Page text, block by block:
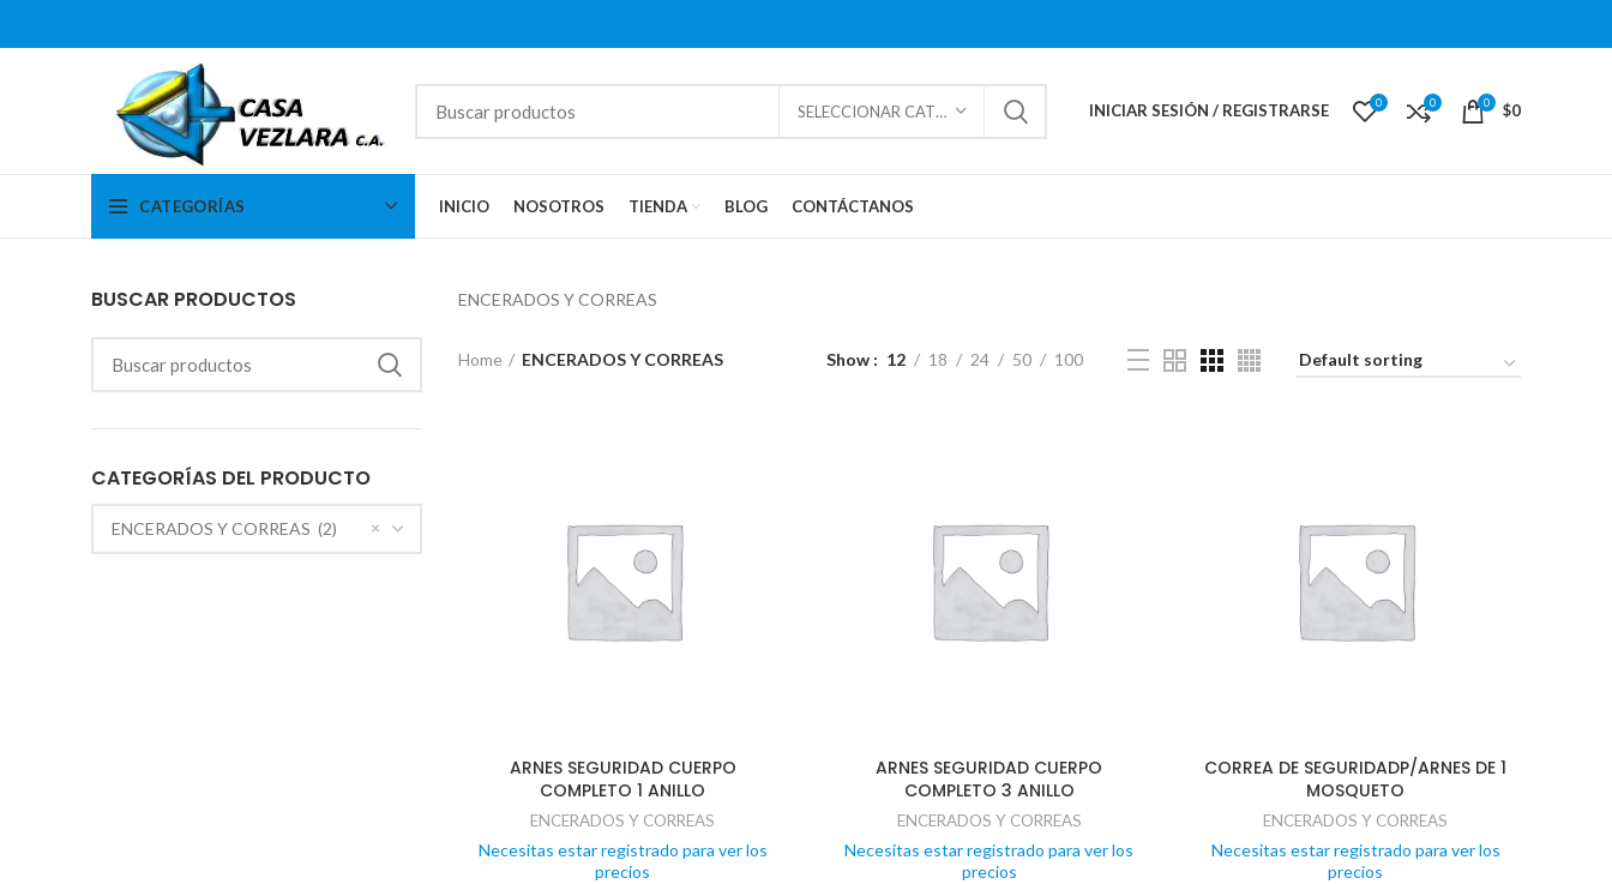
SELECCIONAR CATEGORÍAS INICIAR SESIÓN / REGISTRARSE 0 0 0 $0
CATEGORÍAS INICIO NOSOTROS TIENDA BLOG CONTÁCTANOS
BUSCAR PRODUCTOS
CATEGORÍAS DEL PRODUCTO
×
ENCERADOS Y CORREAS (2)
ENCERADOS Y CORREAS
Home ENCERADOS Y CORREAS Show 12 18 24 50 100
ARNES SEGURIDAD CUERPO
COMPLETO 1 ANILLO
ENCERADOS Y CORREAS
Necesitas estar registrado para ver los
precios
ARNES SEGURIDAD CUERPO
COMPLETO 3 ANILLO
ENCERADOS Y CORREAS
Necesitas estar registrado para ver los
precios
CORREA DE SEGURIDADP/ARNES DE 1
MOSQUETO
ENCERADOS Y CORREAS
Necesitas estar registrado para ver los
precios